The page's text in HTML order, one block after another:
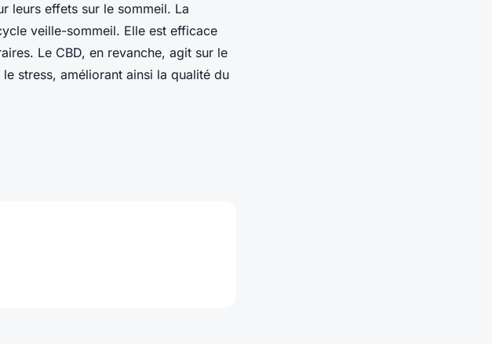
leurs effets sur le sommeil. La
veille-sommeil. Elle est efficace
Le CBD, en revanche, agit sur le
stress, améliorant ainsi la qualité du